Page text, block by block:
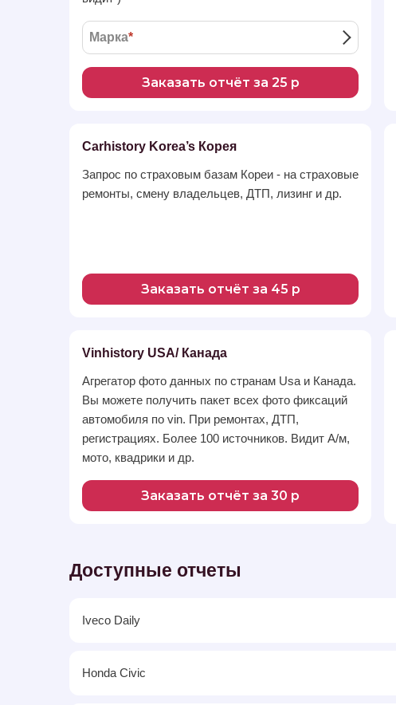
Марка*
Заказать отчёт за 25 р
Carhistory Korea’s Корея
Запрос по страховым базам Кореи - на страховые
ремонты, смену владельцев, ДТП, лизинг и др.
Заказать отчёт за 45 р
Vinhistory USA/ Канада
Агрегатор фото данных по странам Usа и Канада.
Вы можете получить пакет всех фото фиксаций
автомобиля по vin. При ремонтах, ДТП,
регистрациях. Более 100 источников. Видит А/м,
мото, квадрики и др.
Заказать отчёт за 30 р
Доступные отчеты
Iveco Daily
Honda Civic